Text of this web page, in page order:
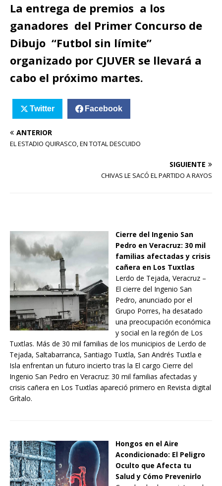
La entrega de premios a los
ganadores del Primer Concurso de
Dibujo “Futbol sin límite”
organizado por CJUVER se llevará a
cabo el próximo martes.
Twitter Facebook
ANTERIOR
EL ESTADIO QUIRASCO, EN TOTAL DESCUIDO
SIGUIENTE
CHIVAS LE SACÓ EL PARTIDO A RAYOS
Cierre del Ingenio San
Pedro en Veracruz: 30 mil
familias afectadas y crisis
cañera en Los Tuxtlas
Lerdo de Tejada, Veracruz –
El cierre del Ingenio San
Pedro, anunciado por el
Grupo Porres, ha desatado
una preocupación económica
y social en la región de Los
Tuxtlas. Más de 30 mil familias de los municipios de Lerdo de
Tejada, Saltabarranca, Santiago Tuxtla, San Andrés Tuxtla e
Isla enfrentan un futuro incierto tras la El cargo Cierre del
Ingenio San Pedro en Veracruz: 30 mil familias afectadas y
crisis cañera en Los Tuxtlas apareció primero en Revista digital
Grítalo.
Hongos en el Aire
Acondicionado: El Peligro
Oculto que Afecta tu
Salud y Cómo Prevenirlo